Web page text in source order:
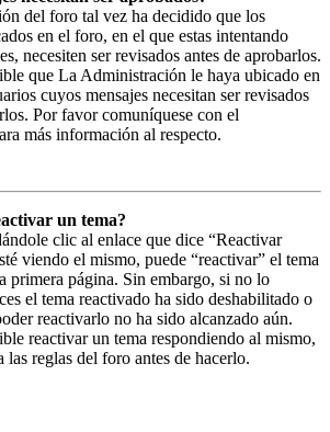
del foro tal vez ha decidido que los
en el foro, en el que estas intentando
necesiten ser revisados antes de aprobarlos.
que La Administración le haya ubicado en
cuyos mensajes necesitan ser revisados
Por favor comuníquese con el
más información al respecto.
un tema?
clic al enlace que dice “Reactivar
viendo el mismo, puede “reactivar” el tema
primera página. Sin embargo, si no lo
el tema reactivado ha sido deshabilitado o
reactivarlo no ha sido alcanzado aún.
reactivar un tema respondiendo al mismo,
las reglas del foro antes de hacerlo.